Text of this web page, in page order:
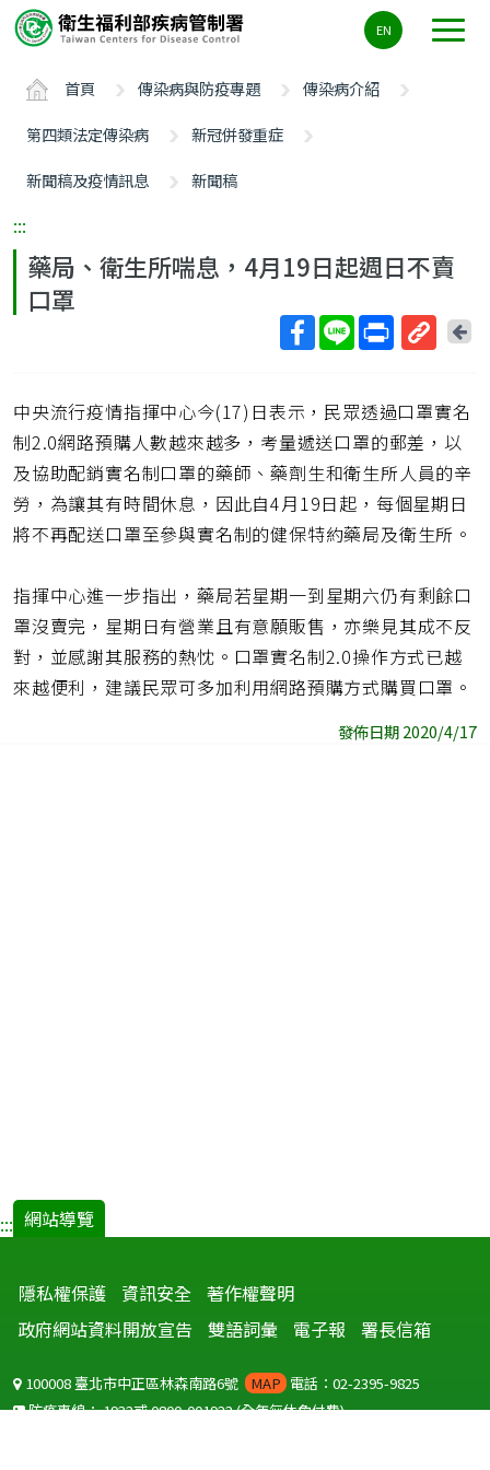
要
ALT+C
EN
首頁 傳染病與防疫專題
傳染病介紹
第四類法定傳染病
新冠併發重症
新聞稿及疫情訊息
新聞稿
:::
藥局、衛生所喘息，4月19日起週日不賣
口罩
短
網
址
回
中央流行疫情指揮中心今(17)日表示，民眾透過口罩實名
制2.0網路預購人數越來越多，考量遞送口罩的郵差，以
及協助配銷實名制口罩的藥師、藥劑生和衛生所人員的辛
勞，為讓其有時間休息，因此自4月19日起，每個星期日
將不再配送口罩至參與實名制的健保特約藥局及衛生所。
指揮中心進一步指出，藥局若星期一到星期六仍有剩餘口
罩沒賣完，星期日有營業且有意願販售，亦樂見其成不反
對，並感謝其服務的熱忱。口罩實名制2.0操作方式已越
來越便利，建議民眾可多加利用網路預購方式購買口罩。
發佈日期 2020/4/17
::: 網站導覽
隱私權保護 資訊安全 著作權聲明
政府網站資料開放宣告
雙語詞彙 電子報 署長信箱
100008 臺北市中正區林森南路6號 MAP 電話：02-2395-9825
防疫專線：1922或0800-001922(全年無休免付費)